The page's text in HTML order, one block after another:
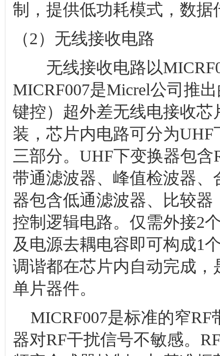
制，提供低功耗模式，数据
（2）无线接收电路
无线接收电路以
MICRF007是Micrel公司推
键控）超外差无线电接收芯
装，芯片内电路可分为
三部分。UHF下变换器包
带通滤波器、峰值检波器
器包含低通滤波器、比较
控制逻辑电路。仅需外接2
及电源去耦电容即可构成1
调谐都在芯片内自动完成，
单片器件。
MICRF007是标准的窄RF
器对RF干扰信号不敏感。